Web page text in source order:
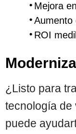
Mejora
Aumento
ROI
¿Listo para
tecnología de
puede